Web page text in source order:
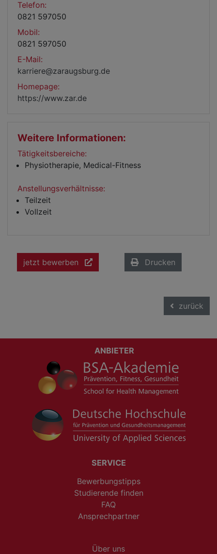
Telefon:
0821 597050
Mobil:
0821 597050
E-Mail:
karriere@zaraugsburg.de
Homepage:
https://www.zar.de
Weitere Informationen:
Tätigkeitsbereiche:
Physiotherapie, Medical-Fitness
Anstellungsverhältnisse:
Teilzeit
Vollzeit
jetzt bewerben Drucken
zurück
ANBIETER
SERVICE
Bewerbungstipps
Studierende finden
FAQ
Ansprechpartner
Über uns